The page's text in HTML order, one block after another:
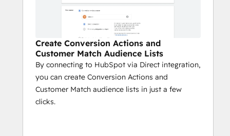
Create Conversion Actions and
Customer Match Audience Lists
By connecting to HubSpot via Direct integration,
you can create Conversion Actions and
Customer Match audience lists in just a few
clicks.